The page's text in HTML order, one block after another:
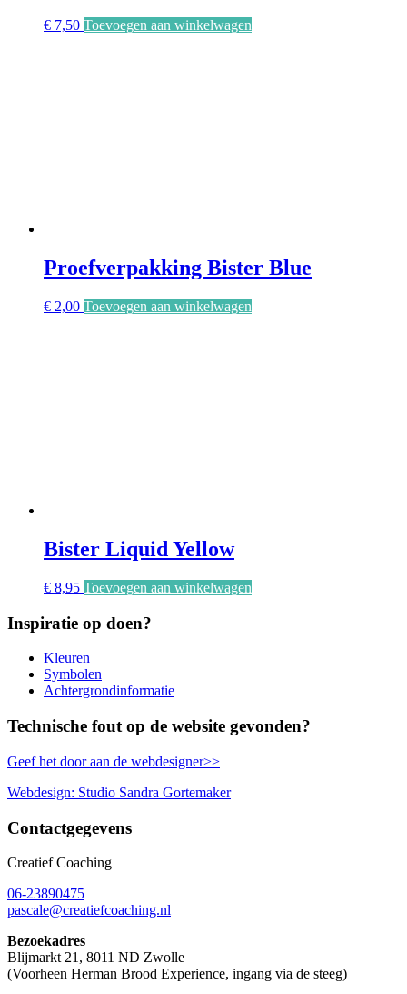
€ 7,50 Toevoegen aan winkelwagen
Proefverpakking Bister Blue
€ 2,00 Toevoegen aan winkelwagen
Bister Liquid Yellow
€ 8,95 Toevoegen aan winkelwagen
Inspiratie op doen?
Kleuren
Symbolen
Achtergrondinformatie
Technische fout op de website gevonden?
Geef het door aan de webdesigner>>
Webdesign: Studio Sandra Gortemaker
Contactgegevens
Creatief Coaching
06-23890475
pascale@creatiefcoaching.nl
Bezoekadres
Blijmarkt 21, 8011 ND Zwolle
(Voorheen Herman Brood Experience, ingang via de steeg)